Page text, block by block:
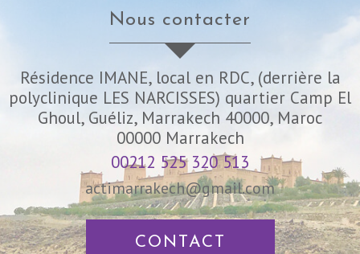
nous contacter
Résidence IMANE, local en RDC, (derrière la
polyclinique LES NARCISSES) quartier Camp El
Ghoul, Guéliz, Marrakech 40000, Maroc
00000 Marrakech
00212 525 320 513
actimarrakech@gmail.com
CONTACT